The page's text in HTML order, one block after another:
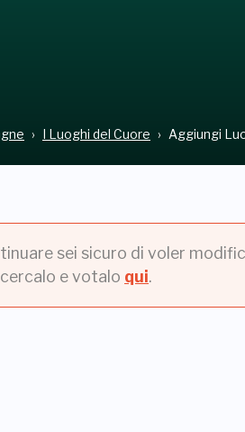
I Luoghi del Cuore Aggiungi
sei sicuro di voler
e votalo qui.